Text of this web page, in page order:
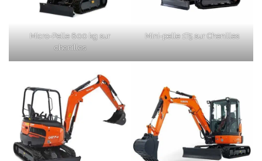
Micro-Pelle 800 kg sur
chenilles
Mini-pelle 1T5 sur Chenilles